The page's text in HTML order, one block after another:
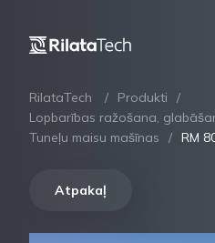
RilataTech
Produkti
Lopbarības ražošana,
Tuneļu maisu mašīnas
RM
Atpakaļ